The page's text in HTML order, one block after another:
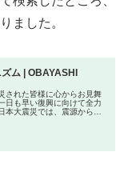
ました。
ム | OBAYASHI
された皆様に心からお見舞
日も早い復興に向けて全力
本大震災では、震源から遠